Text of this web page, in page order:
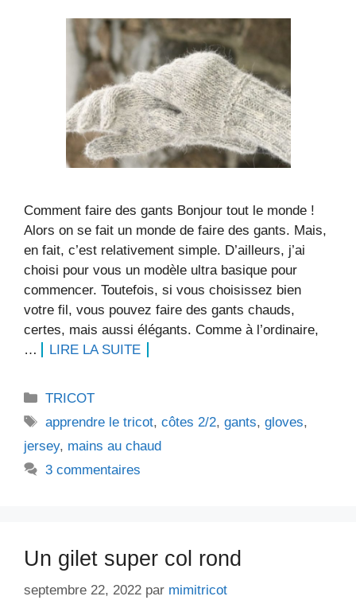
Comment faire des gants Bonjour tout le monde !
Alors on se fait un monde de faire des gants. Mais,
en fait, c’est relativement simple. D’ailleurs, j’ai
choisi pour vous un modèle ultra basique pour
commencer. Toutefois, si vous choisissez bien
votre fil, vous pouvez faire des gants chauds,
certes, mais aussi élégants. Comme à l’ordinaire,
…
LIRE LA SUITE
Catégories
TRICOT
Étiquettes
apprendre le tricot,côtes 2/2,gants,gloves,
jersey, mains au chaud
3 commentaires
Un gilet super col rond
septembre 22, 2022 par mimitricot